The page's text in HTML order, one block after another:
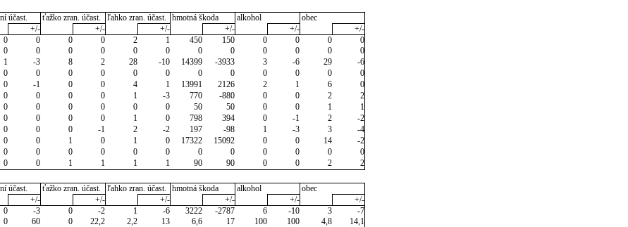
účast. ťažko zran. účast. ľahko zran. účast. hmotná škoda alkohol
obec
+/- +/- +/- +/- +/-
+/-
0 0 0 0 2 1 450 150 0 0 0
0
0 0 0 0 0 0 0 0 0 0 0
0
1 -3 8 2 28 -10 14399 -3933 3 -6 29
-6
0 0 0 0 0 0 0 0 0 0 0
0
0 -1 0 0 4 1 13991 2126 2 1 6
0
0 0 0 0 1 -3 770 -880 0 0 2
2
0 0 0 0 0 0 50 50 0 0 1
1
0 0 0 0 1 0 798 394 0 -1 2
-2
0 0 0 -1 2 -2 197 -98 1 -3 3
-4
0 0 1 0 1 0 17322 15092 0 0 14
-2
0 0 0 0 0 0 0 0 0 0 0
0
0 0 1 1 1 1 90 90 0 0 2
2
účast. ťažko zran. účast. ľahko zran. účast. hmotná škoda alkohol
obec
+/- +/- +/- +/- +/-
+/-
0 -3 0 -2 1 -6 3222 -2787 6 -10 3
-7
0 60 0 22,2 2,2 13 6,6 17 100 100 4,8
14,1